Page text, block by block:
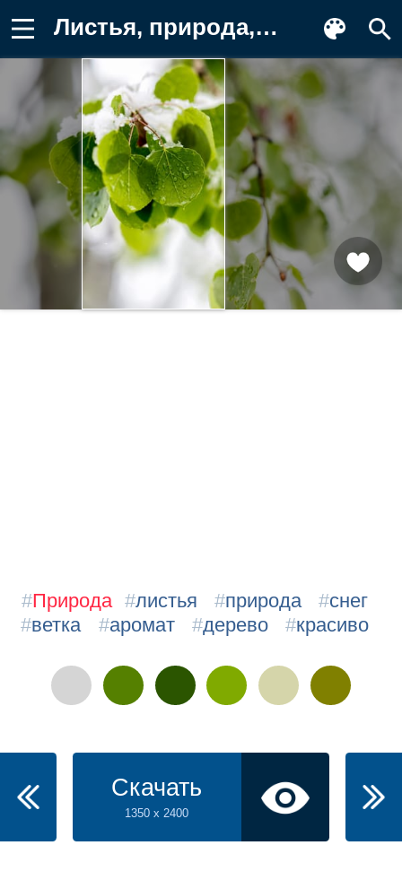
Листья, природа, снег, ветка, аромат Картинка
#Природа #листья #природа #снег
#ветка #аромат #дерево #красиво
Скачать
1350 x 2400